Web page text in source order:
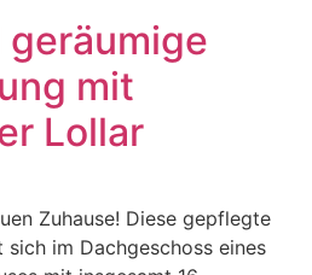
geräumige
mit
Lollar
Zuhause! Diese gepflegte
sich im Dachgeschoss eines